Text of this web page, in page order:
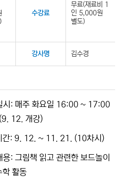
수강료
무료(재료비 1
인 5,000원
별도)
강사명 김수경
: 매주 화요일 16:00 ~ 17:00
12. 개강)
간: 9. 12. ~ 11. 21. (10차시)
: 그림책 읽고 관련한 보드놀이
학 활동